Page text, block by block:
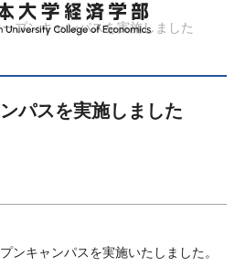
プンキャンパスを実施しました
パスを実施しました
ンキャンパスを実施いたしました。